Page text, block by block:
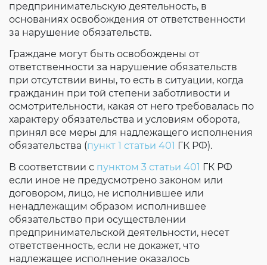
предпринимательскую деятельность, в
основаниях освобождения от ответственности
за нарушение обязательств.
Граждане могут быть освобождены от
ответственности за нарушение обязательств
при отсутствии вины, то есть в ситуации, когда
гражданин при той степени заботливости и
осмотрительности, какая от него требовалась по
характеру обязательства и условиям оборота,
принял все меры для надлежащего исполнения
обязательства (пункт 1 статьи 401 ГК РФ).
В соответствии с пунктом 3 статьи 401 ГК РФ
если иное не предусмотрено законом или
договором, лицо, не исполнившее или
ненадлежащим образом исполнившее
обязательство при осуществлении
предпринимательской деятельности, несет
ответственность, если не докажет, что
надлежащее исполнение оказалось